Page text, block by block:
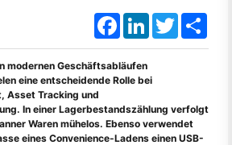
FacebookLinkedInTwitter
modernen Geschäftsabläufen
eine entscheidende Rolle bei
Asset Tracking und
In einer Lagerbestandszählung verfolgt
Waren mühelos. Ebenso verwendet
eines Convenience-Ladens einen USB-